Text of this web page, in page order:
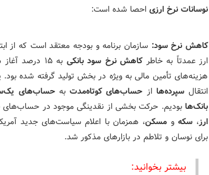
نوسانات نرخ ارزی احصا شده است:
کاهش نرخ سود: سازمان برنامه و بودجه معتقد است که از
ارز عمدتاً به خاطر کاهش نرخ سود بانکی
به ۱۵
هزینه‌های تأمین مالی به ویژه در بخش تولید گرفته شده
انتقالسپرده‌ها از حساب‌های کوتاه‌مدتبه حساب‌های
بانک‌هابودیم. حرکت بخشی از نقدینگی موجود در حساب‌های
ارز، سکه و مسکن، همزمان با اعلام سیاست‌های جدید
برای نوسان و تلاطم در بازارهای مذکور شد.
بیشتر بخوانید: